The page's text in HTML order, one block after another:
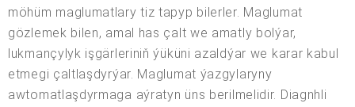
möhüm maglumatlary tiz tapyp bilerler. Maglumat
gözlemek bilen, amal has çalt we amatly bolýar,
lukmançylyk işgärleriniň ýüküni azaldýar we karar kabul
etmegi çaltlaşdyrýar. Maglumat ýazgylaryny
awtomatlaşdyrmaga aýratyn üns berilmelidir. Diagnhli